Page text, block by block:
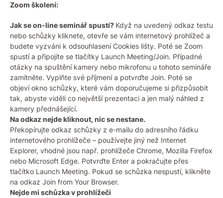
Zoom školení:
Jak se on-line seminář spustí? Když na uvedený odkaz testu
nebo schůzky kliknete, otevře se vám internetový prohlížeč a
budete vyzváni k odsouhlasení Cookies lišty. Poté se Zoom
spustí a připojíte se tlačítky Launch Meeting/Join. Případné
otázky na spuštění kamery nebo mikrofonu u tohoto semináře
zamítněte. Vyplňte své příjmení a potvrďte Join. Poté se
objeví okno schůzky, které vám doporučujeme si přizpůsobit
tak, abyste viděli co největší prezentaci a jen malý náhled z
kamery přednášející.
Na odkaz nejde kliknout, nic se nestane.
Překopírujte odkaz schůzky z e-mailu do adresního řádku
internetového prohlížeče – používejte jiný než Internet
Explorer, vhodné jsou např. prohlížeče Chrome, Mozilla Firefox
nebo Microsoft Edge. Potvrďte Enter a pokračujte přes
tlačítko Launch Meeting. Pokud se schůzka nespustí, klikněte
na odkaz Join from Your Browser.
Nejde mi schůzka v prohlížeči